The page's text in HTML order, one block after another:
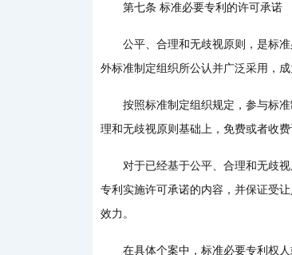
第七条 标准必要专利的许可承诺
公平、合理和无歧视原则，是标准
外标准制定组织所公认并广泛采用，
按照标准制定组织规定，参与标准
理和无歧视原则基础上，免费或者收
对于已经基于公平、合理和无歧视
专利实施许可承诺的内容，并保证受
效力。
在具体个案中，标准必要专利权人